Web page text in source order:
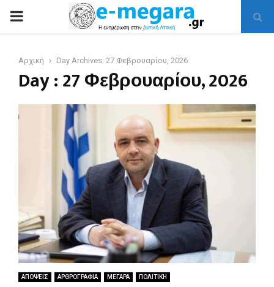
PRIMARY
Αρχική Day Archives: 27 Φεβρουαρίου, 2026
Day : 27 Φεβρουαρίου, 2026
ΑΠΟΨΕΙΣ ΑΡΘΡΟΓΡΑΦΙΑ ΜΕΓΑΡΑ ΠΟΛΙΤΙΚΗ